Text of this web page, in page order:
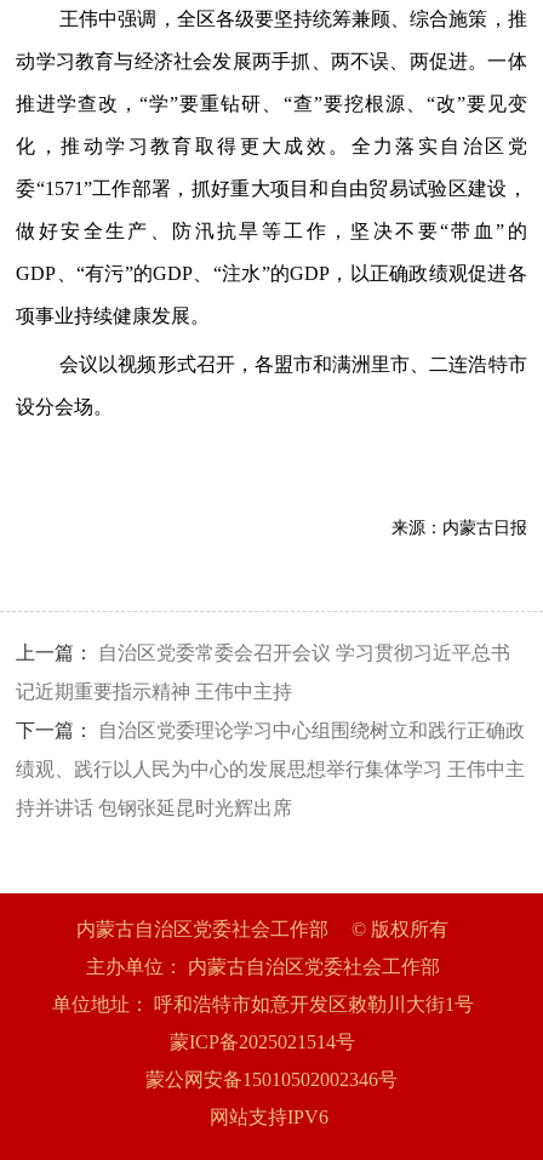
王伟中强调，全区各级要坚持统筹兼顾、综合施策，推
动学习教育与经济社会发展两手抓、两不误、两促进。一体
推进学查改，“学”要重钻研、“查”要挖根源、“改”要见变
化，推动学习教育取得更大成效。全力落实自治区党
委“1571”工作部署，抓好重大项目和自由贸易试验区建设，
做好安全生产、防汛抗旱等工作，坚决不要“带血”的
GDP、“有污”的GDP、“注水”的GDP，以正确政绩观促进各
项事业持续健康发展。
会议以视频形式召开，各盟市和满洲里市、二连浩特市
设分会场。
来源： 内蒙古日报
上一篇： 自治区党委常委会召开会议 学习贯彻习近平总书
记近期重要指示精神 王伟中主持
下一篇： 自治区党委理论学习中心组围绕树立和践行正确政
绩观、践行以人民为中心的发展思想举行集体学习 王伟中主
持并讲话 包钢张延昆时光辉出席
内蒙古自治区党委社会工作部
© 版权所有
主办单位：
内蒙古自治区党委社会工作部
单位地址：
呼和浩特市如意开发区敕勒川大街1号
蒙ICP备2025021514号
蒙公网安备15010502002346号
网站支持IPV6